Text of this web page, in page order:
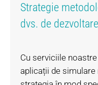
Strategie
dvs. de dezvoltare
Cu serviciile
aplicații de